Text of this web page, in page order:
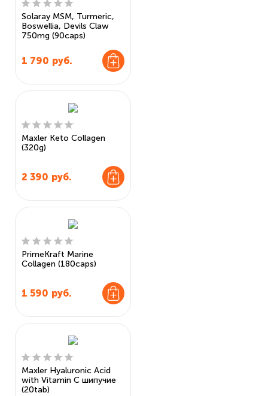
Solaray MSM, Turmeric,
Boswellia, Devils Claw
750mg (90caps)
1 790 руб.
Maxler Keto Collagen
(320g)
2 390 руб.
PrimeKraft Marine
Collagen (180caps)
1 590 руб.
Maxler Hyaluronic Acid
with Vitamin C шипучие
(20tab)